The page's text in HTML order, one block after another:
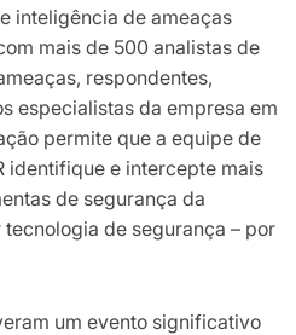
inteligência de ameaças
mais de 500 analistas de
respondentes,
especialistas da empresa em
permite que a equipe de
identifique e intercepte mais
de segurança da
de segurança – por
um evento significativo